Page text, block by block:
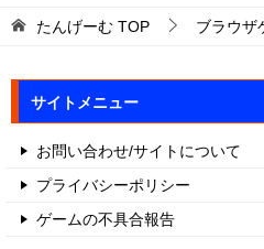
お問い合わせ/サイトについて
プライバシーポリシー
ゲームの不具合報告